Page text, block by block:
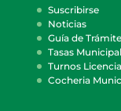
Suscribirse
Noticias
Guía de
Tasas
Turnos
Cocheria